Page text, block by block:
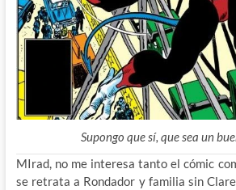
Supongo que sí, que sea un
MIrad, no me interesa tanto el cómic
se retrata a Rondador y familia sin